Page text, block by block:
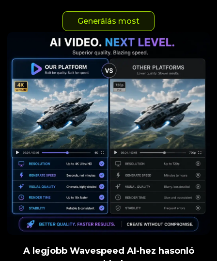
Generálás most
A legjobb Wavespeed AI-hez hasonló